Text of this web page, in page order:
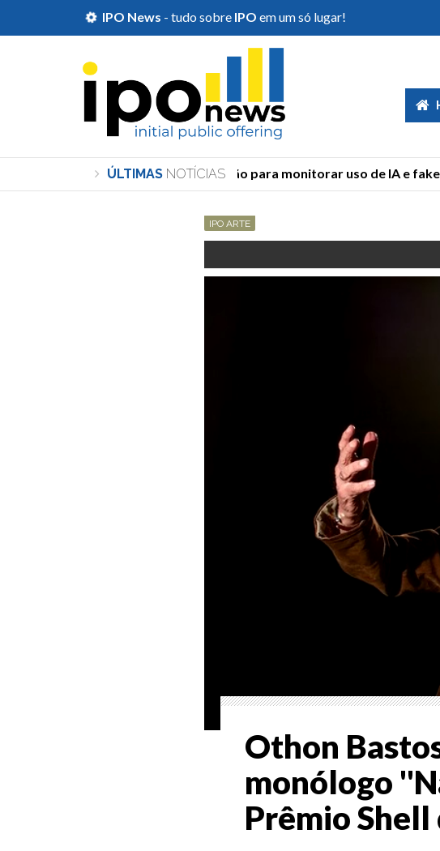
IPO News - tudo sobre IPO em um só lugar!
ÚLTIMAS NOTÍCIAS
TSE cria órgão para monitorar uso de IA e fake
IPO ARTE
Othon
monólogo
Prêmio Shell